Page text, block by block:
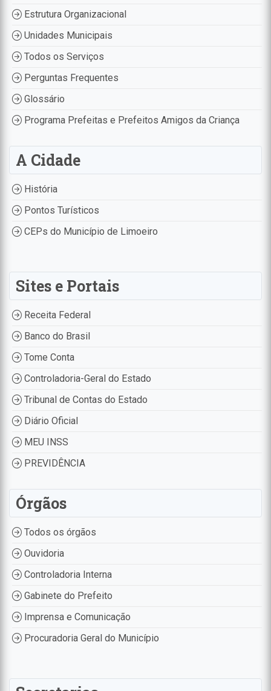
Estrutura Organizacional
Unidades Municipais
Todos os Serviços
Perguntas Frequentes
Glossário
Programa Prefeitas e Prefeitos Amigos da Criança
A Cidade
História
Pontos Turísticos
CEPs do Município de Limoeiro
Sites e Portais
Receita Federal
Banco do Brasil
Tome Conta
Controladoria-Geral do Estado
Tribunal de Contas do Estado
Diário Oficial
MEU INSS
PREVIDÊNCIA
Órgãos
Todos os órgãos
Ouvidoria
Controladoria Interna
Gabinete do Prefeito
Imprensa e Comunicação
Procuradoria Geral do Município